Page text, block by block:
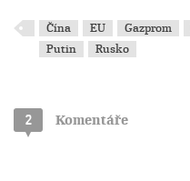
Čína EU Gazprom
Putin
Rusko
2 Komentáře